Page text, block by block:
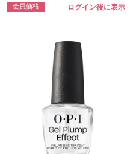
会員価格 ログイン後に表示